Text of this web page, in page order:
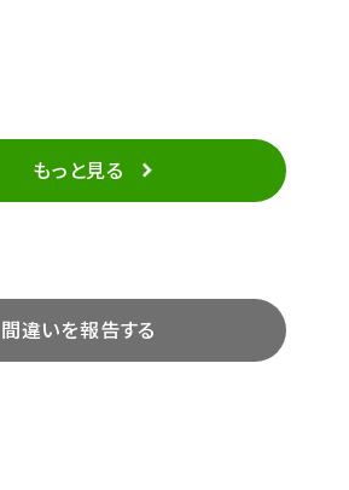
もっと見る
間違いを報告する